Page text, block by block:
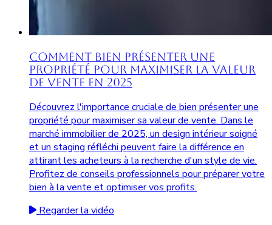
Comment Bien Présenter une
Propriété pour Maximiser la Valeur
de Vente en 2025
Découvrez l'importance cruciale de bien présenter une
propriété pour maximiser sa valeur de vente. Dans le
marché immobilier de 2025, un design intérieur soigné
et un staging réfléchi peuvent faire la différence en
attirant les acheteurs à la recherche d'un style de vie.
Profitez de conseils professionnels pour préparer votre
bien à la vente et optimiser vos profits.
Regarder la vidéo